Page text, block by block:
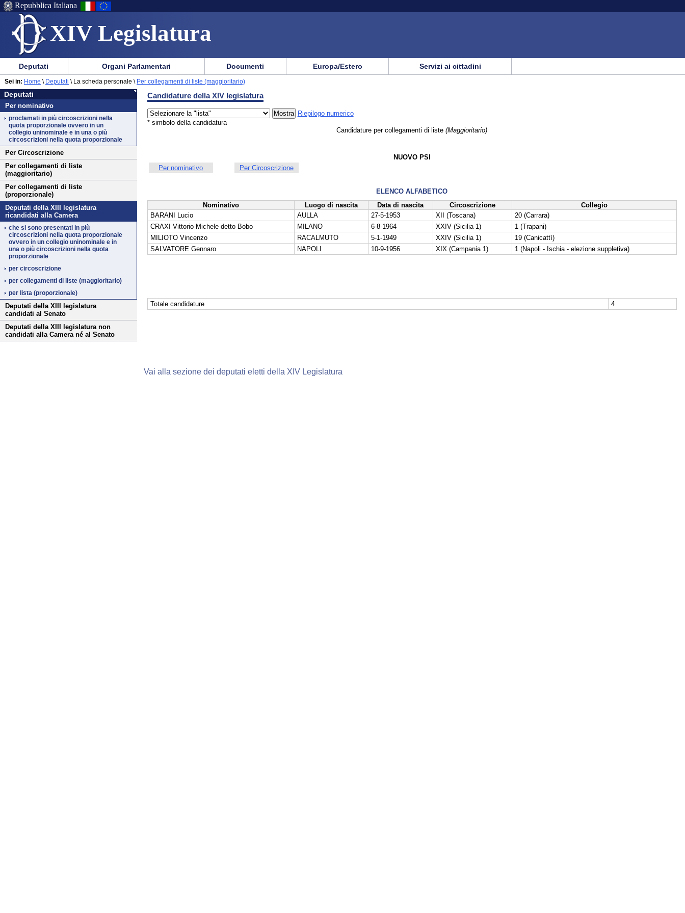
XIV Legislatura
Menu
di
ausilio
alla
navigazione
Menu
di
navigazione
principale
Repubblica Italiana
Menu
di
navigazione
principale
menu
di
sezione
Deputati Organi Parlamentari Documenti Europa/Estero Servizi ai cittadini
Deputati
Vai
al
contenuto
Deputati
Per nominativo
proclamati in più circoscrizioni nella
quota proporzionale ovvero in un
collegio uninominale e in una o più
circoscrizioni nella quota proporzionale
Per Circoscrizione
Per collegamenti di liste
(maggioritario)
Per collegamenti di liste
(proporzionale)
Deputati della XIII legislatura
ricandidati alla Camera
che si sono presentati in più
circoscrizioni nella quota proporzionale
ovvero in un collegio uninominale e in
una o più circoscrizioni nella quota
proporzionale
per circoscrizione
per collegamenti di liste (maggioritario)
per lista (proporzionale)
Deputati della XIII legislatura
candidati al Senato
Deputati della XIII legislatura non
candidati alla Camera né al Senato
Sei in: Home \ Deputati \ La scheda personale \ Per collegamenti di liste (maggioritario)
Candidature della XIV legislatura
Riepilogo numerico
* simbolo della candidatura
Candidature per collegamenti di liste(Maggioritario)
NUOVO PSI
Per nominativo
Per Circoscrizione
ELENCO ALFABETICO
Nominativo
Luogo di nascita Data di nascita Circoscrizione
Collegio
BARANI Lucio
AULLA 27-5-1953 XII (Toscana)
20 (Carrara)
CRAXI Vittorio Michele detto Bobo
MILANO 6-8-1964 XXIV (Sicilia 1)
1 (Trapani)
MILIOTO Vincenzo
RACALMUTO 5-1-1949 XXIV (Sicilia 1)
19 (Canicattì)
SALVATORE Gennaro
NAPOLI 10-9-1956 XIX (Campania 1) 1 (Napoli - Ischia - elezione suppletiva)
Totale candidature 4
Vai alla sezione dei deputati eletti della XIV Legislatura